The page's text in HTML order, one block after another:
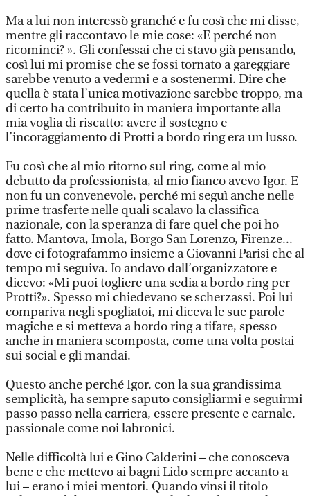
Ma a lui non interessò granché e fu così che mi disse,
mentre gli raccontavo le mie cose: «E perché non
ricominci? ». Gli confessai che ci stavo già pensando,
così lui mi promise che se fossi tornato a gareggiare
sarebbe venuto a vedermi e a sostenermi. Dire che
quella è stata l’unica motivazione sarebbe troppo, ma
di certo ha contribuito in maniera importante alla
mia voglia di riscatto: avere il sostegno e
l’incoraggiamento di Protti a bordo ring era un lusso.
Fu così che al mio ritorno sul ring, come al mio
debutto da professionista, al mio fianco avevo Igor. E
non fu un convenevole, perché mi seguì anche nelle
prime trasferte nelle quali scalavo la classifica
nazionale, con la speranza di fare quel che poi ho
fatto. Mantova, Imola, Borgo San Lorenzo, Firenze...
dove ci fotografammo insieme a Giovanni Parisi che al
tempo mi seguiva. Io andavo dall’organizzatore e
dicevo: «Mi puoi togliere una sedia a bordo ring per
Protti?». Spesso mi chiedevano se scherzassi. Poi lui
compariva negli spogliatoi, mi diceva le sue parole
magiche e si metteva a bordo ring a tifare, spesso
anche in maniera scomposta, come una volta postai
sui social e gli mandai.
Questo anche perché Igor, con la sua grandissima
semplicità, ha sempre saputo consigliarmi e seguirmi
passo passo nella carriera, essere presente e carnale,
passionale come noi labronici.
Nelle difficoltà lui e Gino Calderini – che conosceva
bene e che mettevo ai bagni Lido sempre accanto a
lui – erano i miei mentori. Quando vinsi il titolo